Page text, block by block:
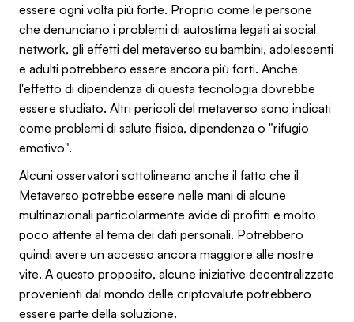
essere ogni volta più forte. Proprio come le persone
che denunciano i problemi di autostima legati ai social
network, gli effetti del metaverso su bambini, adolescenti
e adulti potrebbero essere ancora più forti. Anche
l'effetto di dipendenza di questa tecnologia dovrebbe
essere studiato. Altri pericoli del metaverso sono indicati
come problemi di salute fisica, dipendenza o "rifugio
emotivo".
Alcuni osservatori sottolineano anche il fatto che il
Metaverso potrebbe essere nelle mani di alcune
multinazionali particolarmente avide di profitti e molto
poco attente al tema dei dati personali. Potrebbero
quindi avere un accesso ancora maggiore alle nostre
vite. A questo proposito, alcune iniziative decentralizzate
provenienti dal mondo delle criptovalute potrebbero
essere parte della soluzione.